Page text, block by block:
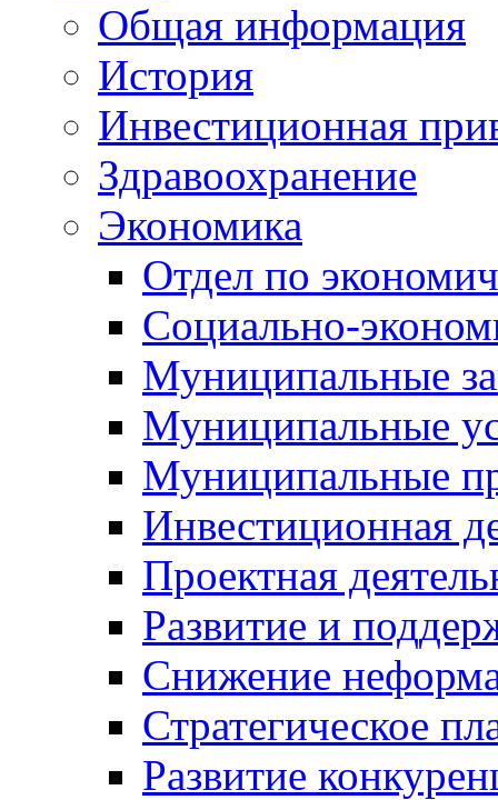
Общая информация
История
Инвестиционная
Здравоохранение
Экономика
Отдел по
Социально-
Муниципальные
Муниципальные
Муниципальные
Инвестиционная
Проектная
Развитие и
Снижение
Стратегическое
Развитие